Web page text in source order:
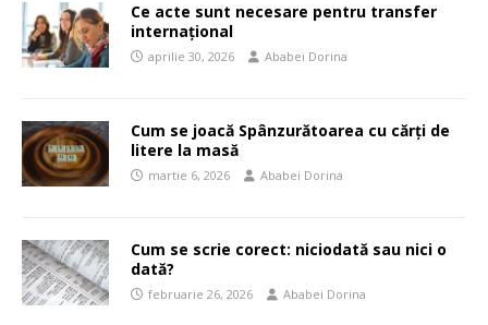
Ce acte sunt necesare pentru transfer
internațional
aprilie 30, 2026 Ababei Dorina
Cum se joacă Spânzurătoarea cu cărți de
litere la masă
martie 6, 2026 Ababei Dorina
Cum se scrie corect: niciodată sau nici o
dată?
februarie 26, 2026 Ababei Dorina